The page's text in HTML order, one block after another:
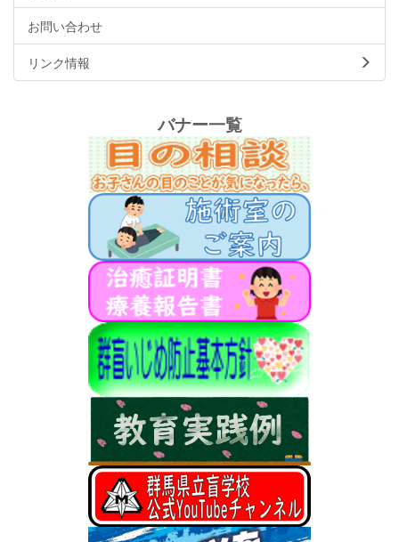
お問い合わせ
リンク情報
バナー一覧